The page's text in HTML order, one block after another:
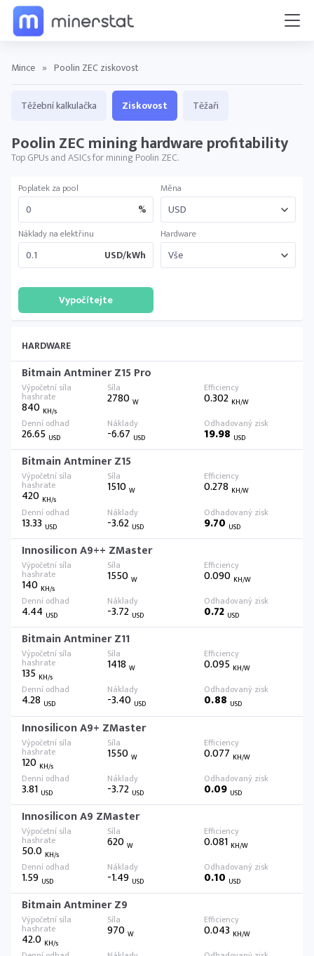
Mince » Poolin ZEC ziskovost
Těžební kalkulačka Ziskovost Těžaři
Poolin ZEC mining hardware profitability
Top GPUs and ASICs for mining Poolin ZEC.
Poplatek za pool
%
Měna
Náklady na elektřinu
USD/kWh
Hardware
HARDWARE
Bitmain Antminer Z15 Pro
840 KH/s
2780W 0.302 KH/W
26.65 USD -6.67 USD 19.98 USD
Bitmain Antminer Z15
420 KH/s
1510W 0.278 KH/W
13.33 USD -3.62 USD 9.70 USD
Innosilicon A9++ ZMaster
140 KH/s
1550W 0.090 KH/W
4.44 USD -3.72 USD 0.72 USD
Bitmain Antminer Z11
135 KH/s
1418W 0.095 KH/W
4.28 USD -3.40 USD 0.88 USD
Innosilicon A9+ ZMaster
120 KH/s
1550W 0.077 KH/W
3.81 USD -3.72 USD 0.09 USD
Innosilicon A9 ZMaster
50.0 KH/s
620W 0.081 KH/W
1.59 USD -1.49 USD 0.10 USD
Bitmain Antminer Z9
42.0 KH/s
970W 0.043 KH/W